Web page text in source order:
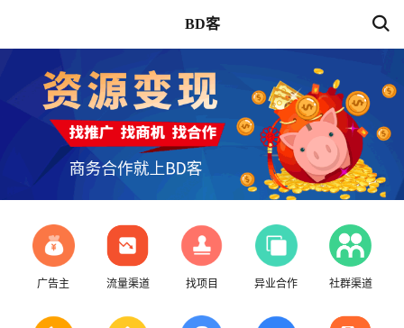
BD客
广告主 流量渠道 找项目 异业合作 社群渠道